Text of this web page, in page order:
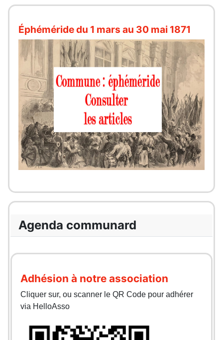
Éphéméride du 1 mars au 30 mai 1871
Agenda communard
Adhésion à notre association
Cliquer sur, ou scanner le QR Code pour adhérer
via HelloAsso